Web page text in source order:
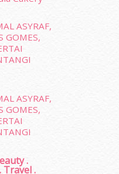
ASYRAF,
GOMES,
ASYRAF,
GOMES,
.
Travel .